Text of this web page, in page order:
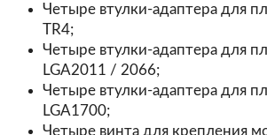
Четыре втулки-адаптера для
TR4;
Четыре втулки-адаптера для
LGA2011 / 2066;
Четыре втулки-адаптера для
LGA1700;
Четыре винта для крепления